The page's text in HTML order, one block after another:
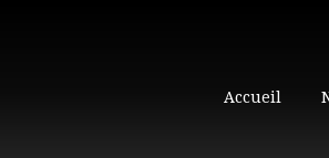
Accueil